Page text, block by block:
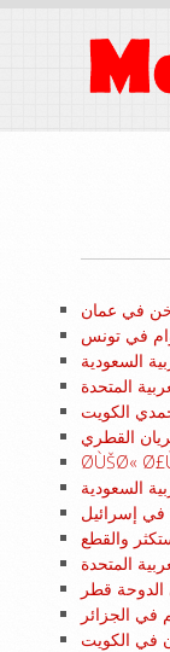
في عمان
في تونس
السعودية
المتحدة
الكويت
القطري
Ø­ÙŠØ«
السعودية
في إسرائيل
والقطع
المتحدة
الدوحة قطر
في الجزائر
في الكويت